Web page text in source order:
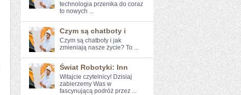
technologia przenika do coraz​
to nowych ...
Czym są chatboty i
Czym są chatboty i ​jak
zmieniają nasze życie? To ...
Świat Robotyki: Inn
Witajcie czytelnicy! Dzisiaj
zabierzemy Was w
fascynującą ⁤podróż ​przez ...